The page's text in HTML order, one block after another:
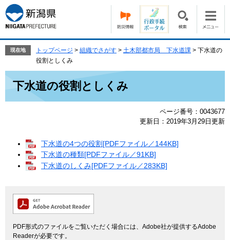
ー
ジ
の
で
す。
ニ
ュ
ー
ば
本
現在地 トップページ > 組織でさがす > 土木部都市局 下水道課 > 下水道の
役割としくみ
下水道の役割としくみ
ページ番号：0043677
更新日：2019年3月29日更新
下水道の4つの役割[PDFファイル／144KB]
下水道の種類[PDFファイル／91KB]
下水道のしくみ[PDFファイル／283KB]
PDF形式のファイルをご覧いただく場合には、Adobe社が提供するAdobe
Readerが必要です。